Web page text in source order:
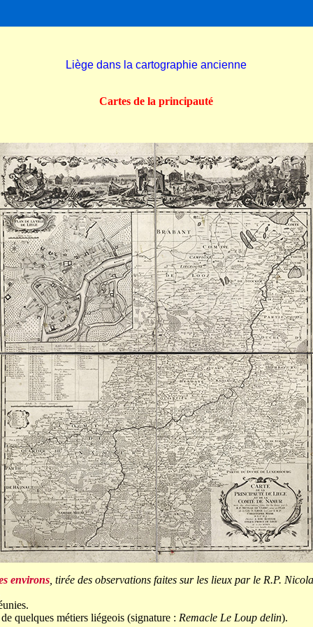
Liège dans la cartographie ancienne
Cartes de la principauté
environs, tirée des observations faites sur les lieux par le R.P.
quelques métiers liégeois (signature : Remacle Le Loup delin).